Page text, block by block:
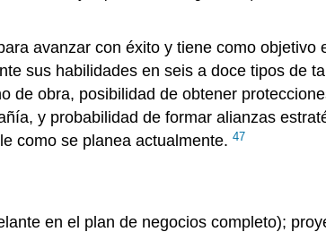
avanzar con éxito y tiene como objetivo
sus habilidades en seis a doce tipos de
de obra, posibilidad de obtener
y probabilidad de formar alianzas
como se planea actualmente. 47
en el plan de negocios completo);